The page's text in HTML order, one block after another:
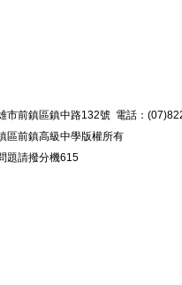
市前鎮區鎮中路132號 電話：
區前鎮高級中學版權所有
題請撥分機615